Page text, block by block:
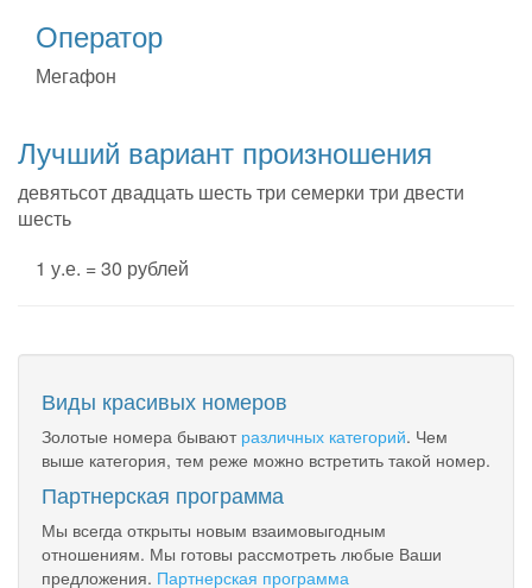
Оператор
Мегафон
Лучший вариант произношения
девятьсот двадцать шесть три семерки три двести
шесть
1 у.е. = 30 рублей
Виды красивых номеров
Золотые номера бывают различных категорий. Чем
выше категория, тем реже можно встретить такой номер.
Партнерская программа
Мы всегда открыты новым взаимовыгодным
отношениям. Мы готовы рассмотреть любые Ваши
предложения. Партнерская программа